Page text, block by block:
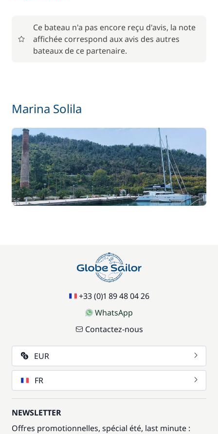
Spinnaker 200,00 €
/ semaine
Ce bateau n'a pas encore reçu d'avis, la note
affichée correspond aux avis des autres
bateaux de ce partenaire.
Marina Solila
+33 (0)1 89 48 04 26
WhatsApp
Contactez-nous
EUR
FR
NEWSLETTER
Offres promotionnelles, spécial été, last minute :